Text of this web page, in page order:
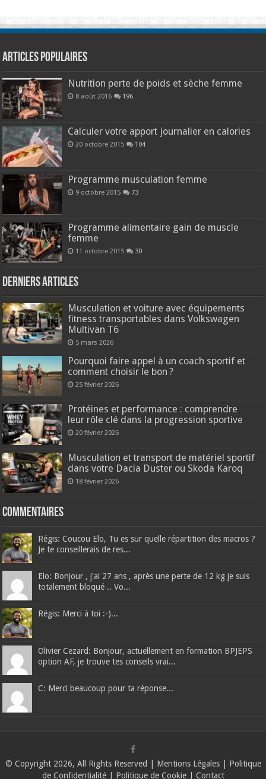
Articles populaires
Nutrition perte de poids et sèche femme
8 août 2016 196
Calculer votre apport journalier en calories
20 octobre 2015 104
Programme musculation femme
9 octobre 2015 73
Programme alimentaire gain de muscle
femme
11 octobre 2015 30
Derniers articles
Musculation et voiture avec équipements
fitness transportables dans Volkswagen
Multivan T6
5 mars 2026
Pourquoi faire appel à un coach sportif et
comment choisir le bon ?
25 février 2026
Protéines et performance : comprendre
leur rôle clé dans la progression sportive
20 février 2026
Musculation et transport de matériel sportif
dans votre Dacia Duster ou Skoda Karoq
18 février 2026
Commentaires
Régis: Coucou Elo, Tu es sur quelle répartition des macros ?
Je te conseillerais de res...
Elo: Bonjour , j'ai 27 ans , après une perte de 12 kg je suis
totalement bloqué .. Vo...
Régis: Merci à toi :-)...
Olivier Cezard: Bonjour, actuellement en formation BPJEPS
option AF, je trouve tes conseils vrai...
C: Merci beaucoup pour ta réponse...
© Copyright 2026, All Rights Reserved | Mentions Légales| Politique
de Confidentialité| Politique de Cookie| Contact